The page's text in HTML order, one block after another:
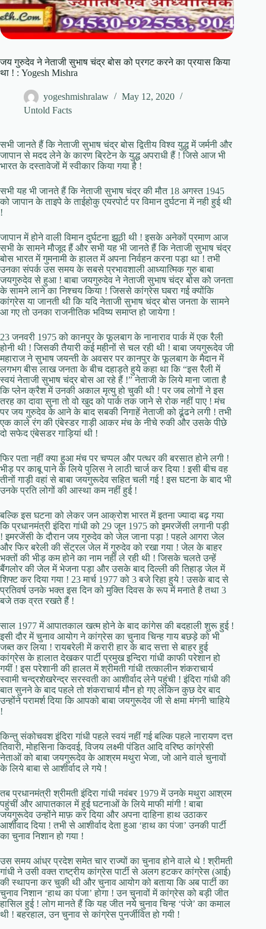
जय गुरुदेव ने नेताजी सुभाष चंद्र बोस को प्रगट करने का प्रयास किया
था ! : Yogesh Mishra
yogeshmishralaw
May 12, 2020
Untold Facts
सभी जानते हैं कि नेताजी सुभाष चंद्र बोस द्वितीय विश्व युद्ध में जर्मनी और
जापान से मदद लेने के कारण ब्रिटेन के युद्ध अपराधी हैं ! जिसे आज भी
भारत के दस्तावेजों में स्वीकार किया गया है !
सभी यह भी जानते हैं कि नेताजी सुभाष चंद्र की मौत 18 अगस्त 1945
को जापान के ताइपे के ताईहोकु एयरपोर्ट पर विमान दुर्घटना में नही हुई थी
!
जापान में होने वाली विमान दुर्घटना झूठी थी ! इसके अनेकों प्रमाण आज
सभी के सामने मौजूद हैं और सभी यह भी जानते हैं कि नेताजी सुभाष चंद्र
बोस भारत में गुमनामी के हालत में अपना निर्वहन करना पड़ा था ! तभी
उनका संपर्क उस समय के सबसे प्रभावशाली आध्यात्मिक गुरु बाबा
जयगुरुदेव से हुआ ! बाबा जयगुरुदेव ने नेताजी सुभाष चंद्र बोस को जनता
के सामने लाने का निश्चय किया ! जिससे कांग्रेस घबरा गई क्योंकि
कांग्रेस या जानती थी कि यदि नेताजी सुभाष चंद्र बोस जनता के सामने
आ गए तो उनका राजनीतिक भविष्य समाप्त हो जायेगा !
23 जनवरी 1975 को कानपुर के फूलबाग के नानाराव पार्क में एक रैली
होनी थी ! जिसकी तैयारी कई महीनों से चल रही थी ! बाबा जयगुरूदेव जी
महाराज ने सुभाष जयन्ती के अवसर पर कानपुर के फूलबाग के मैदान में
लगभग बीस लाख जनता के बीच दहाड़ते हुये कहा था कि “इस रैली में
स्वयं नेताजी सुभाष चंद्र बोस आ रहे हैं !” नेताजी के लिये माना जाता है
कि प्लेन क्रैश में उनकी अकाल मृत्यु हो चुकी थी ! पर जब लोगों ने इस
तरह का दावा सुना तो वो खुद को पार्क तक जाने से रोक नहीं पाए ! मंच
पर जय गुरुदेव के आने के बाद सबकी निगाहें नेताजी को ढूंढने लगी ! तभी
एक काले रंग की एंबेस्डर गाड़ी आकर मंच के नीचे रुकी और उसके पीछे
दो सफेद एंबेसडर गाड़ियां थी !
फिर पता नहीं क्या हुआ मंच पर चप्पल और पत्थर की बरसात होने लगी !
भीड़ पर काबू पाने के लिये पुलिस ने लाठी चार्ज कर दिया ! इसी बीच वह
तीनों गाड़ी वहां से बाबा जयगुरूदेव सहित चली गई ! इस घटना के बाद भी
उनके प्रति लोगों की आस्था कम नहीं हुई !
बल्कि इस घटना को लेकर जन आक्रोश भारत में इतना ज्यादा बढ़ गया
कि प्रधानमंत्री इंदिरा गांधी को 29 जून 1975 को इमरजेंसी लगानी पड़ी
! इमरजेंसी के दौरान जय गुरुदेव को जेल जाना पड़ा ! पहले आगरा जेल
और फिर बरेली की सेंट्रल जेल में गुरुदेव को रखा गया ! जेल के बाहर
भक्तों की भीड़ कम होने का नाम नहीं ले रही थी ! जिसके चलते उन्हें
बैंगलोर की जेल में भेजना पड़ा और उसके बाद दिल्ली की तिहाड़ जेल में
शिफ्ट कर दिया गया ! 23 मार्च 1977 को 3 बजे रिहा हुये ! उसके बाद से
प्रतिवर्ष उनके भक्त इस दिन को मुक्ति दिवस के रूप में मनाते है तथा 3
बजे तक व्रत रखते हैं !
साल 1977 में आपातकाल खत्म होने के बाद कांगेस की बदहाली शुरू हुई !
इसी दौर में चुनाव आयोग ने कांग्रेस का चुनाव चिन्ह गाय बछड़े को भी
जब्त कर लिया ! रायबरेली में करारी हार के बाद सत्ता से बाहर हुई
कांग्रेस के हालात देखकर पार्टी प्रमुख इन्दिरा गांधी काफी परेशान हो
गयीं ! इस परेशानी की हालत में श्रीमती गांधी तत्कालीन शंकराचार्य
स्वामी चन्द्रशेखरेन्द्र सरस्वती का आशीर्वाद लेने पहुंची ! इंदिरा गांधी की
बात सुनने के बाद पहले तो शंकराचार्य मौन हो गए लेकिन कुछ देर बाद
उन्होंने परामर्श दिया कि आपको बाबा जयगुरूदेव जी से क्षमा मंगनी चाहिये
!
किन्तु संकोचवश इंदिरा गांधी पहले स्वयं नहीं गई बल्कि पहले नारायण दत्त
तिवारी, मोहसिना किदवई, विजय लक्ष्मी पंडित आदि वरिष्ठ कांग्रेसी
नेताओं को बाबा जयगुरूदेव के आश्रम मथुरा भेजा, जो आने वाले चुनावों
के लिये बाबा से आशीर्वाद ले गये !
तब प्रधानमंत्री श्रीमती इंदिरा गांधी नवंबर 1979 में उनके मथुरा आश्रम
पहुंचीं और आपातकाल में हुई घटनाओं के लिये माफी मांगी ! बाबा
जयगुरूदेव उन्होंने माफ़ कर दिया और अपना दाहिना हाथ उठाकर
आर्शीवाद दिया ! तभी से आशीर्वाद देता हुआ ‘हाथ का पंजा’ उनकी पार्टी
का चुनाव निशान हो गया !
उस समय आंध्र प्रदेश समेत चार राज्यों का चुनाव होने वाले थे ! श्रीमती
गांधी ने उसी वक्त राष्ट्रीय कांग्रेस पार्टी से अलग हटकर कांग्रेस (आई)
की स्थापना कर चुकी थी और चुनाव आयोग को बताया कि अब पार्टी का
चुनाव निशान ‘हाथ का पंजा’ होगा ! उन चुनावों में कांग्रेस को बड़ी जीत
हासिल हुई ! लोग मानते हैं कि यह जीत नये चुनाव चिन्ह ‘पंजे’ का कमाल
थी ! बहरहाल, उन चुनाव से कांग्रेस पुनर्जीवित हो गयी !